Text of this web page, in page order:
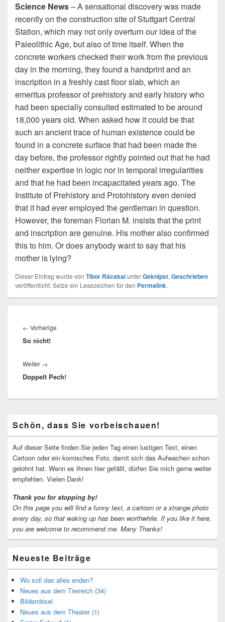
Science News– A sensational discovery was made
recently on the construction site of Stuttgart Central
Station, which may not only overturn our idea of the
Paleolithic Age, but also of time itself. When the
concrete workers checked their work from the previous
day in the morning, they found a handprint and an
inscription in a freshly cast floor slab, which an
emeritus professor of prehistory and early history who
had been specially consulted estimated to be around
18,000 years old. When asked how it could be that
such an ancient trace of human existence could be
found in a concrete surface that had been made the
day before, the professor rightly pointed out that he had
neither expertise in logic nor in temporal irregularities
and that he had been incapacitated years ago. The
Institute of Prehistory and Protohistory even denied
that it had ever employed the gentleman in question.
However, the foreman Florian M. insists that the print
and inscription are genuine. His mother also confirmed
this to him. Or does anybody want to say that his
mother is lying?
Dieser Eintrag wurde von Tibor RácskaiunterGeknipst, Geschrieben
veröffentlicht. Setze ein Lesezeichen für den Permalink.
← Vorherige
So nicht!
Weiter →
Beitrag:
Doppelt Pech!
Seitenleisten-
Widgetbereich
Schön, dass Sie vorbeischauen!
Auf dieser Seite finden Sie jeden Tag einen lustigen Text, einen
Cartoon oder ein komisches Foto, damit sich das Aufwachen schon
gelohnt hat. Wenn es Ihnen hier gefällt, dürfen Sie mich gerne weiter
empfehlen. Vielen Dank!
Thank you for stopping by!
On this page you will find a funny text, a cartoon or a strange photo
every day, so that waking up has been worthwhile. If you like it here,
you are welcome to recommend me. Many Thanks!
Neueste Beiträge
Wo soll das alles enden?
Neues aus dem Tierreich (34)
Bilderrätsel
Neues aus dem Theater (1)